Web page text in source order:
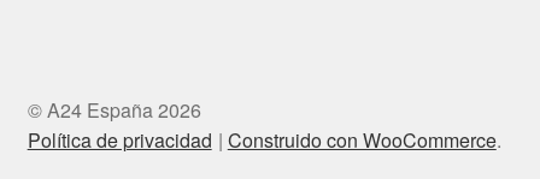
© A24 España 2026
Política de privacidad
Construido con WooCommerce.